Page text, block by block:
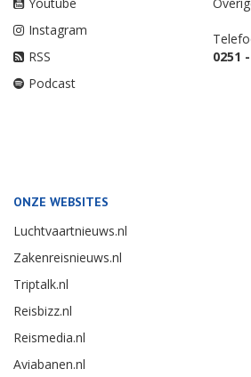
Instagram
RSS
Podcast
0251
ONZE WEBSITES
Luchtvaartnieuws.nl
Zakenreisnieuws.nl
Triptalk.nl
Reisbizz.nl
Reismedia.nl
Aviabanen.nl